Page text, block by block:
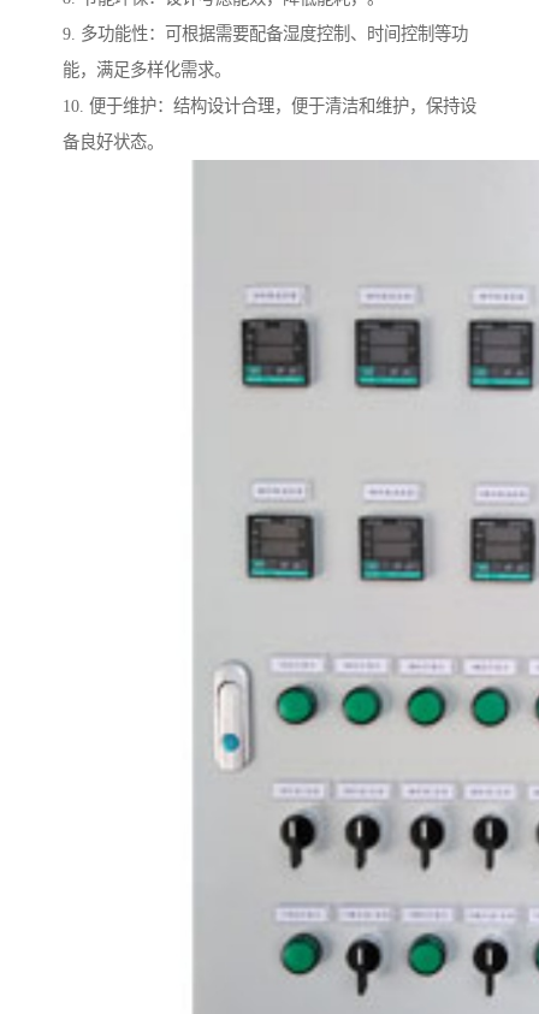
9. 多功能性：可根据需要配备湿度控制、时间控制等功
能，满足多样化需求。
10. 便于维护：结构设计合理，便于清洁和维护，保持设
备良好状态。